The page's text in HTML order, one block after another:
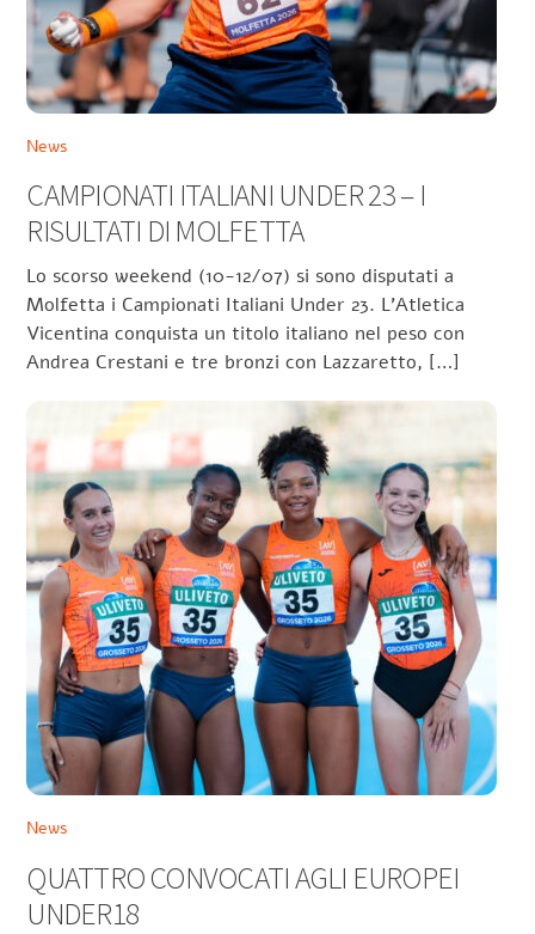
News
CAMPIONATI ITALIANI UNDER 23 – I
RISULTATI DI MOLFETTA
Lo scorso weekend (10-12/07) si sono disputati a
Molfetta i Campionati Italiani Under 23. L’Atletica
Vicentina conquista un titolo italiano nel peso con
Andrea Crestani e tre bronzi con Lazzaretto, […]
News
QUATTRO CONVOCATI AGLI EUROPEI
UNDER18